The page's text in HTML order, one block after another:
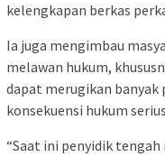
kelengkapan berkas
Ia juga mengimbau
melawan hukum,
dapat merugikan
konsekuensi hukum
“Saat ini penyidik